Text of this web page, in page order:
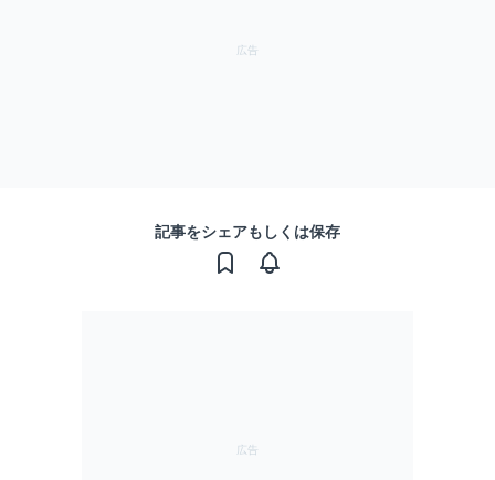
記事をシェアもしくは保存